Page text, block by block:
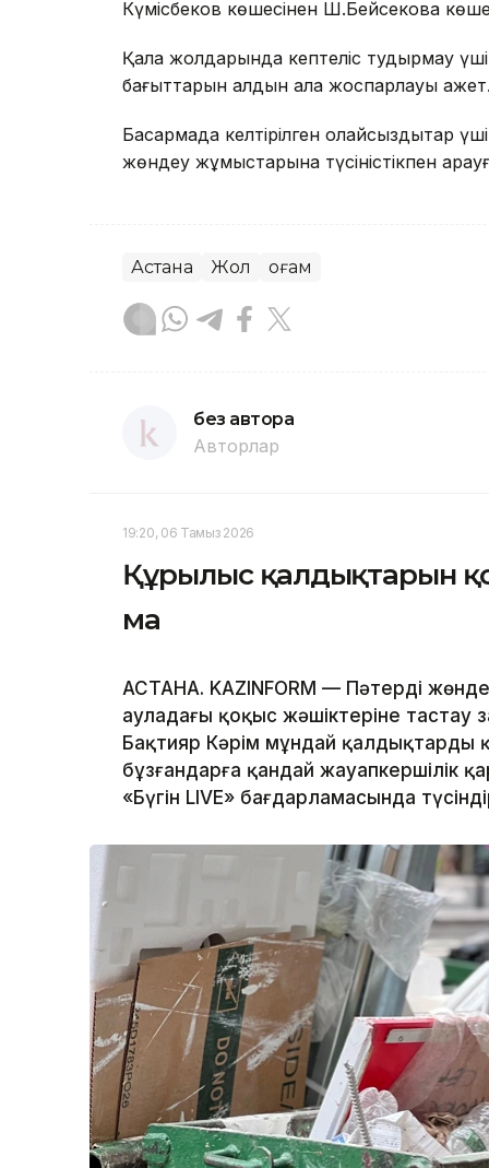
Күмісбеков көшесінен Ш.Бейсекова
Қала жолдарында кептеліс тудырмау
бағыттарын алдын ала жоспарлауы
Басқармада келтірілген қолайсыздықтар
жөндеу жұмыстарына түсіністікпен
Астана Жол Қоғам
без автора
Авторлар
19:20, 06 Тамыз 2026
Құрылыс қалдықтарын
ма
АСТАНА. KAZINFORM — Пәтерді
ауладағы қоқыс жәшіктеріне тастау
Бақтияр Кәрім мұндай қалдықтарды
бұзғандарға қандай жауапкершілік
«Бүгін LIVE» бағдарламасында